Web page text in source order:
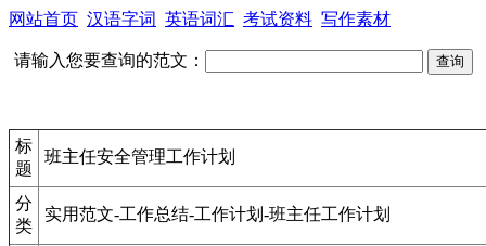
网站首页 汉语字词 英语词汇 考试资料 写作素材
请输入您要查询的范文：
标
题
班主任安全管理工作计划
分
类
实用范文-工作总结-工作计划-班主任工作计划